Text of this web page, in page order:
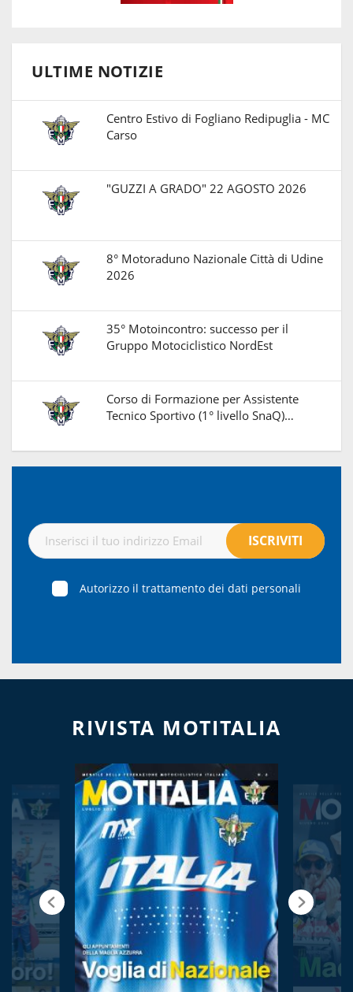
ULTIME NOTIZIE
Centro Estivo di Fogliano Redipuglia - MC
Carso
"GUZZI A GRADO" 22 AGOSTO 2026
8° Motoraduno Nazionale Città di Udine
2026
35° Motoincontro: successo per il
Gruppo Motociclistico NordEst
Corso di Formazione per Assistente
Tecnico Sportivo (1° livello SnaQ)…
Autorizzo il trattamento dei dati personali
RIVISTA MOTITALIA